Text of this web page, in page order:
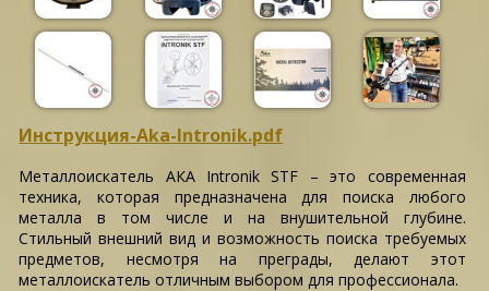
Инструкция-Aka-Intronik.pdf
Металлоискатель АКА Intronik STF – это современная
техника, которая предназначена для поиска любого
металла в том числе и на внушительной глубине.
Стильный внешний вид и возможность поиска требуемых
предметов, несмотря на преграды, делают этот
металлоискатель отличным выбором для профессионала.